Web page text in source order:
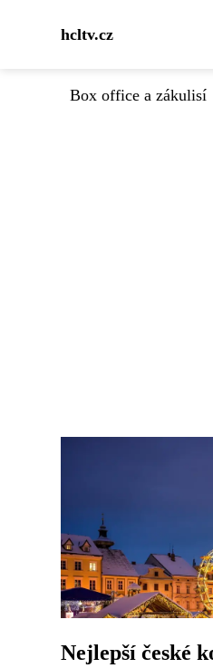
hcltv.cz
Box office a zákulisí
Nejlepší české